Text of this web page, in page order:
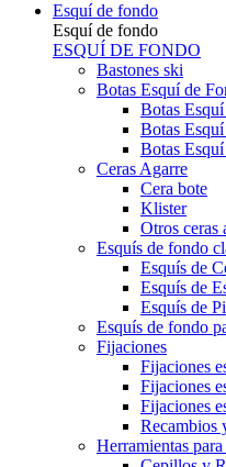
Esquí de fondo
Esquí de fondo
ESQUÍ DE FONDO
Bastones ski
Botas Esquí de
Botas
Botas
Botas
Ceras Agarre
Cera bote
Klister
Otros ceras
Esquís de fondo
Esquís de
Esquís de
Esquís de
Esquís de fondo
Fijaciones
Fijaciones
Fijaciones
Fijaciones
Recambios
Herramientas